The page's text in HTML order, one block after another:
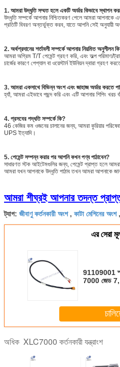
1. আমরা উদ্ধৃতি সম্মত হলে একটি অর্ডার কিভাবে স্থাপন
উদ্ধৃতি সম্পর্কে আপনার নিশ্চিতকরণ পেলে আমরা আপনাকে
প্রতিটি বিবরণ অন্তর্ভুক্ত করব, যাতে আপনি সেই অনুযায়ী
2. অর্থপ্রদানের শর্তাবলী সম্পর্কে আপনার নিয়মিত অনুশীলন
আমরা অগ্রিম T/T পেমেন্ট গ্রহণ করি, এবং অল্প পরিমাণ/
চার্জের কারণে পেপ্যাল ​​বা ওয়েস্টার্ন ইউনিয়ন দ্বারা গ্রহণ
3. আমরা একসাথে বিভিন্ন অংশ এবং জাহাজ অর্ডার করতে
হ্যাঁ, আমরা এইভাবে পছন্দ করি এবং এটি আপনার শিপিং খরচ
4. প্রসবের পদ্ধতি সম্পর্কে কি?
46 কেজির কম ওজনের চালানের জন্য, আমরা কুরিয়ার
UPS ইত্যাদি।
5. পেমেন্ট সম্পন্ন করার পর আপনি কখন পণ্য পাঠাবেন?
সাধারণত স্টক আইটেমগুলির জন্য, পেমেন্ট প্রাপ্ত হলে আমরা
আমরা যখন আপনাকে উদ্ধৃতি পাঠাব তখন আমরা আপনাকে
আমরা শীঘ্রই আপনার তদন্ত
ট্যাগ: জীবাণু কর্তনকারী অংশ, কাটা মেশিনের অংশ,
এর সেরা
91109001
7000 জেড 7,
অধিক XLC7000 কর্তনকারী যন্ত্রাংশ